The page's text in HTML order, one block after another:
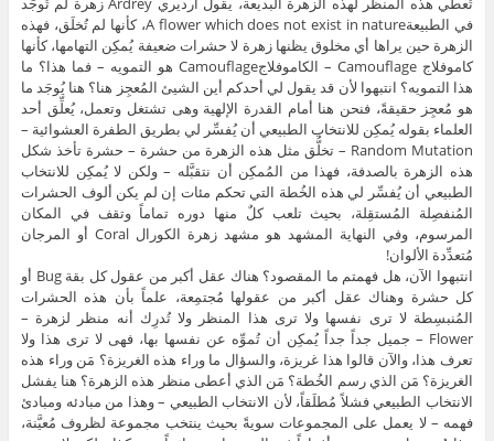
في الطبيعةA flower which does not exist in nature، كأنها لم تُخلَق، فهذه
الزهرة حين يراها أي مخلوق يظنها زهرة لا حشرات ضعيفة يُمكِن التهامها، كأنها
كاموفلاج Camouflage – الكاموفلاجCamouflage هو التمويه – فما هذا؟ ما
هذا التمويه؟ انتبهوا لأن قد يقول لي أحدكم أين الشيئ المُعجِز هنا؟ هنا يُوجَد ما
هو مُعجِز حقيقةً، فنحن هنا أمام القدرة الإلهية وهى تشتغل وتعمل، يُعلِّق أحد
العلماء بقوله يُمكِن للانتخاب الطبيعي أن يُفسِّر لي بطريق الطفرة العشوائية –
Random Mutation – تخلُّق مثل هذه الزهرة من حشرة – حشرة تأخذ شكل
هذه الزهرة بالصدفة، فهذا من المُمكِن أن نتقبَّله – ولكن لا يُمكِن للانتخاب
الطبيعي أن يُفسِّر لي هذه الخُطة التي تحكم مئات إن لم يكن ألوف الحشرات
المُنفصِلة المُستقِلة، بحيث تلعب كلٌ منها دوره تماماً وتقف في المكان
المرسوم، وفي النهاية المشهد هو مشهد زهرة الكورال Coral أو المرجان
مُتعدِّدة الألوان!
انتبهوا الآن، هل فهمتم ما المقصود؟ هناك عقل أكبر من عقول كل بقة Bug أو
كل حشرة وهناك عقل أكبر من عقولها مُجتمِعة، علماً بأن هذه الحشرات
المُنبسِطة لا ترى نفسها ولا ترى هذا المنظر ولا تُدرِك أنه منظر لزهرة –
Flower – جميل جداً جداً يُمكِن أن تُموِّه عن نفسها بها، فهى لا ترى هذا ولا
تعرف هذا، والآن قالوا هذا غريزة، والسؤال ما وراء هذه الغريزة؟ مَن وراء هذه
الغريزة؟ مَن الذي رسم الخُطة؟ مَن الذي أعطى منظر هذه الزهرة؟ هنا يفشل
الانتخاب الطبيعي فشلاً مُطلَقاً، لأن الانتخاب الطبيعي – وهذا من مبادئه ومبادئ
فهمه – لا يعمل على المجموعات سويةً بحيث ينتخب مجموعة لظروف مُعيَّنة،